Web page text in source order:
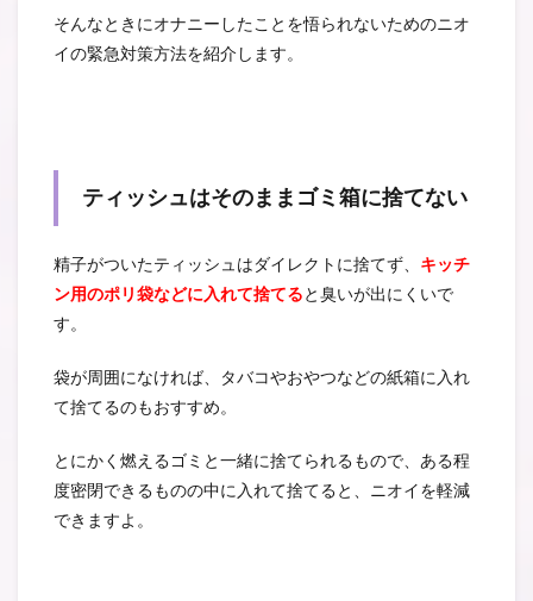
そんなときにオナニーしたことを悟られないためのニオ
イの緊急対策方法を紹介します。
ティッシュはそのままゴミ箱に捨てない
精子がついたティッシュはダイレクトに捨てず、 キッチ
ン用のポリ袋などに入れて捨てると臭いが出にくいで
す。
袋が周囲になければ、タバコやおやつなどの紙箱に入れ
て捨てるのもおすすめ。
とにかく燃えるゴミと一緒に捨てられるもので、ある程
度密閉できるものの中に入れて捨てると、ニオイを軽減
できますよ。